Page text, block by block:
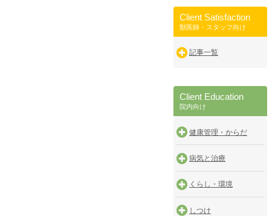
Client Satisfaction
獣医師・スタッフ向け
記事一覧
Client Education
院内向け
健康管理・からだ
病気と治療
くらし・環境
しつけ